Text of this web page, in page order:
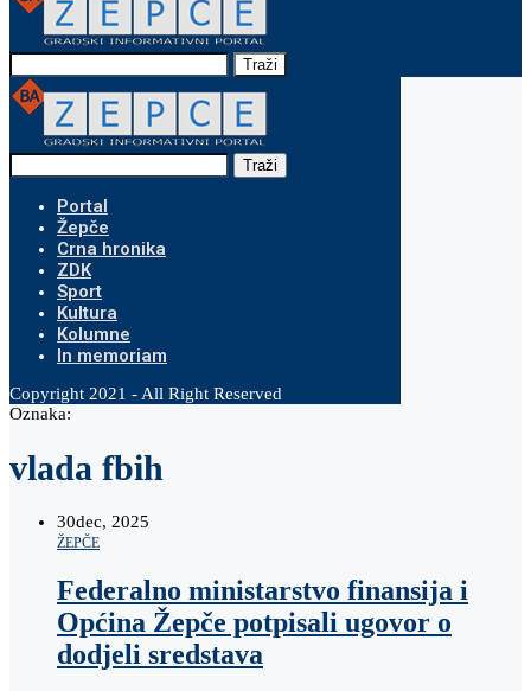
Traži
Traži
Portal
Žepče
Crna hronika
ZDK
Sport
Kultura
Kolumne
In memoriam
Copyright 2021 - All Right Reserved
Oznaka:
vlada fbih
30dec, 2025
ŽEPČE
Federalno ministarstvo finansija i
Općina Žepče potpisali ugovor o
dodjeli sredstava